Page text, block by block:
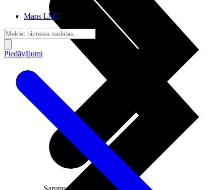
Sarunu pieslēgumi
Mans LMT
Piedāvājumi